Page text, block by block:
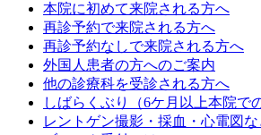
本院に初めて来院される方へ
再診予約で来院される方へ
再診予約なしで来院される方へ
外国人患者の方へのご案内
他の診療科を受診される方へ
しばらくぶり（6ケ月以上本院で
レントゲン撮影・採血・心電図